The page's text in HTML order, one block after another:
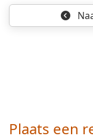
Plaats een